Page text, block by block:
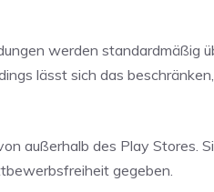
werden standardmäßig
lässt sich das
außerhalb des Play Stores.
gegeben.